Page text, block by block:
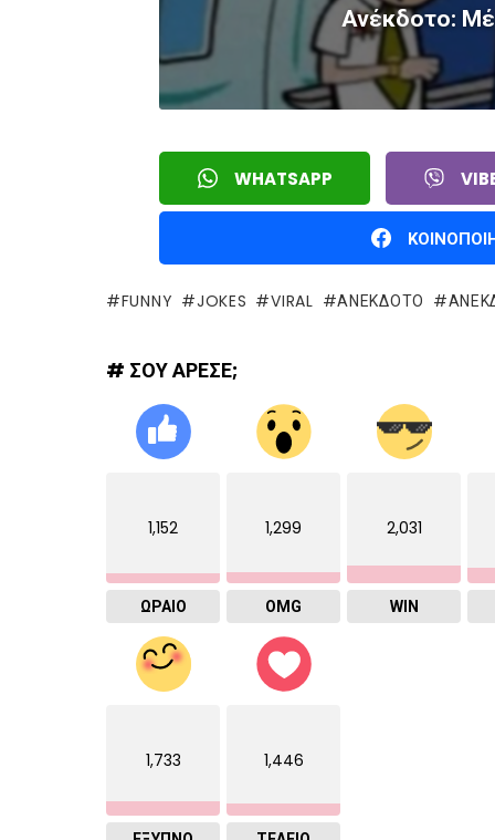
Ανέκδοτο:
WHATSAPP
FUNNY JOKES VIRAL ΑΝΕΚΔΟΤΟ
# ΣΟΥ ΑΡΕΣΕ;
1,152
ΩΡΑΙΟ
1,299
OMG
2,031
WIN
1,733 1,446